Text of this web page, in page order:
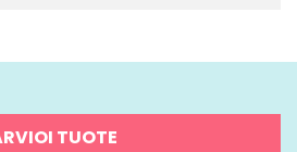
TUOTE